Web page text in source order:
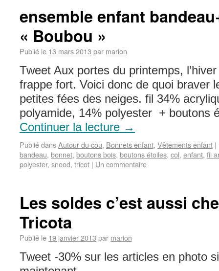
ensemble enfant
« Boubou »
Publié le 13 mars 2013 par marion
Tweet Aux portes du printemps,
frappe fort. Voici donc de quoi braver
petites fées des neiges. fil 34%
polyamide, 14% polyester +
Continuer la lecture →
Publié dansAutour du cou, Bonnets enfant, Vêtements enfant |
bandeau, bonnet, boutons bois, boutons étoiles, col, enfant, fil
polyester, snood, tricot | Un commentaire
Les soldes c’est aussi
Tricota
Publié le 19 janvier 2013 par marion
Tweet -30% sur les articles en photo